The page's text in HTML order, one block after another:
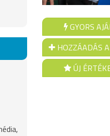
GYORS
HOZZÁADÁS
ÚJ